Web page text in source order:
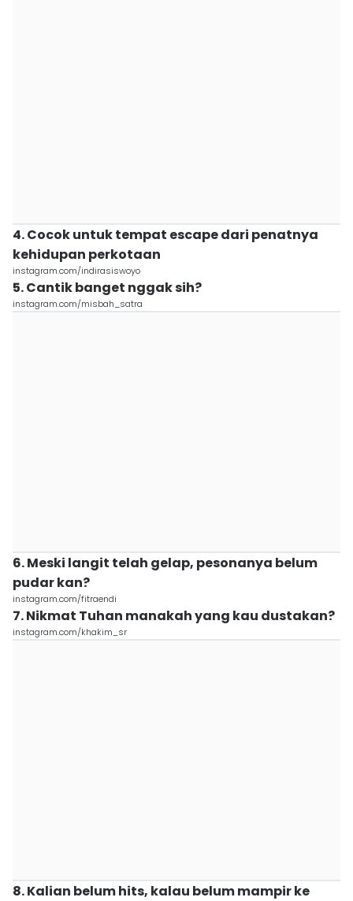
4. Cocok untuk tempat escape dari penatnya
kehidupan perkotaan
instagram.com/indirasiswoyo
5. Cantik banget nggak sih?
instagram.com/misbah_satra
6. Meski langit telah gelap, pesonanya belum
pudar kan?
instagram.com/fitraendi
7. Nikmat Tuhan manakah yang kau dustakan?
instagram.com/khakim_sr
8. Kalian belum hits, kalau belum mampir ke